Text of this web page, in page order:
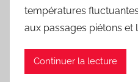
températures
aux passages piétons et
Continuer la lecture